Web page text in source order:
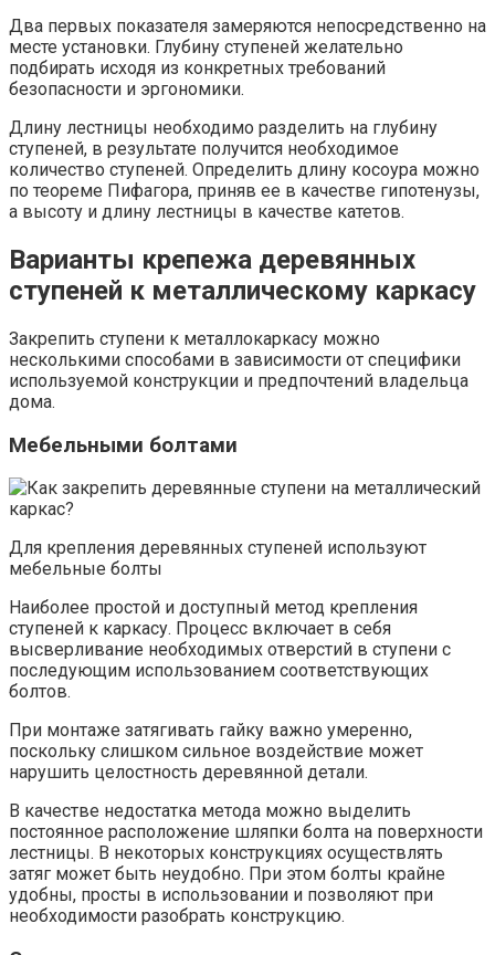
Два первых показателя замеряются непосредственно на
месте установки. Глубину ступеней желательно
подбирать исходя из конкретных требований
безопасности и эргономики.
Длину лестницы необходимо разделить на глубину
ступеней, в результате получится необходимое
количество ступеней. Определить длину косоура можно
по теореме Пифагора, приняв ее в качестве гипотенузы,
а высоту и длину лестницы в качестве катетов.
Варианты крепежа деревянных
ступеней к металлическому каркасу
Закрепить ступени к металлокаркасу можно
несколькими способами в зависимости от специфики
используемой конструкции и предпочтений владельца
дома.
Мебельными болтами
Для крепления деревянных ступеней используют
мебельные болты
Наиболее простой и доступный метод крепления
ступеней к каркасу. Процесс включает в себя
высверливание необходимых отверстий в ступени с
последующим использованием соответствующих
болтов.
При монтаже затягивать гайку важно умеренно,
поскольку слишком сильное воздействие может
нарушить целостность деревянной детали.
В качестве недостатка метода можно выделить
постоянное расположение шляпки болта на поверхности
лестницы. В некоторых конструкциях осуществлять
затяг может быть неудобно. При этом болты крайне
удобны, просты в использовании и позволяют при
необходимости разобрать конструкцию.